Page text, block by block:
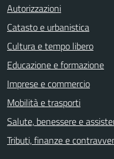
Autorizzazioni
Catasto e urbanistica
Cultura e tempo libero
Educazione e formazione
Imprese e commercio
Mobilità e trasporti
Salute, benessere e
Tributi, finanze e